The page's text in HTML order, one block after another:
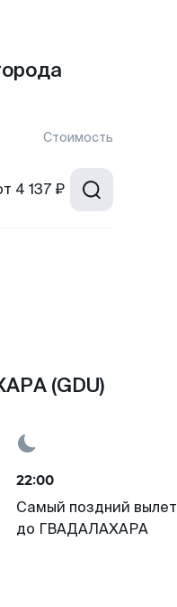
Стоимость
4 137 ₽
(GDU)
22:00
Самый поздний вылет
до ГВАДАЛАХАРА